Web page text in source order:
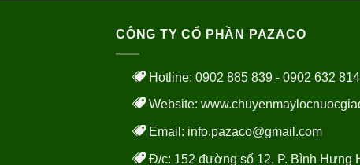
CÔNG TY CỔ PHẦN PAZACO
Hotline: 0902 885 839 - 0902 632 814
Website:
Email: info.pazaco@gmail.com
Đ/c: 152 đường số 12, P. Bình Hưng